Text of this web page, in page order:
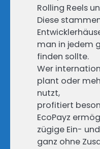
Rolling Reels
Diese
man in jedem
finden sollte.
Wer
plant oder
nutzt,
profitiert
EcoPayz
zügige Ein-
ganz ohne